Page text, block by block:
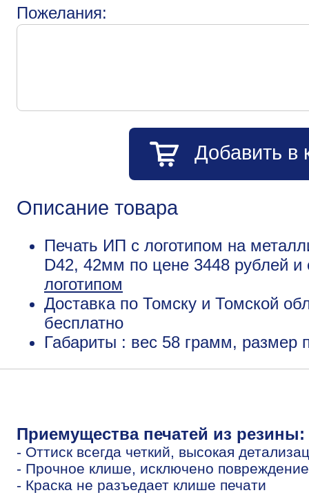
Пожелания:
Добавить в
Описание товара
Печать ИП с логотипом на
D42, 42мм по цене 3448 рублей
логотипом
Доставка по Томску и Томской
бесплатно
Габариты : вес 58 грамм, размер
Приемущества печатей из резины:
- Оттиск всегда четкий, высокая
- Прочное клише, исключено
- Краска не разъедает клише печати